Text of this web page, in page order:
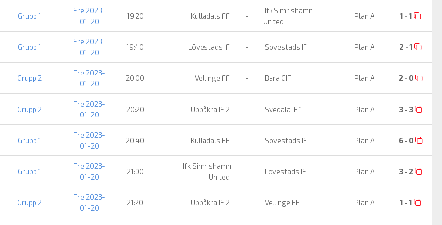
Grupp 1
Fre 2023-
01-20
19:20 Kulladals FF -
Ifk Simrishamn
United
Plan A 1 - 1
Grupp 1
Fre 2023-
01-20
19:40 Lövestads IF - Sövestads IF Plan A 2 - 1
Grupp 2
Fre 2023-
01-20
20:00 Vellinge FF - Bara GIF Plan A 2 - 0
Grupp 2
Fre 2023-
01-20
20:20 Uppåkra IF 2 - Svedala IF 1 Plan A 3 - 3
Grupp 1
Fre 2023-
01-20
20:40 Kulladals FF - Sövestads IF Plan A 6 - 0
Grupp 1
Fre 2023-
01-20
21:00
Ifk Simrishamn
United
- Lövestads IF Plan A 3 - 2
Grupp 2
Fre 2023-
01-20
21:20 Uppåkra IF 2 - Vellinge FF Plan A 1 - 1